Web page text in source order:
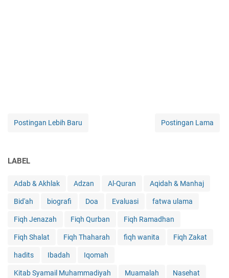
Postingan Lebih Baru Postingan Lama
LABEL
Adab & Akhlak Adzan Al-Quran Aqidah & Manhaj
Bid'ah biografi Doa Evaluasi fatwa ulama
Fiqh Jenazah Fiqh Qurban Fiqh Ramadhan
Fiqh Shalat Fiqh Thaharah fiqh wanita Fiqh Zakat
hadits Ibadah Iqomah
Kitab Syamail Muhammadiyah Muamalah Nasehat